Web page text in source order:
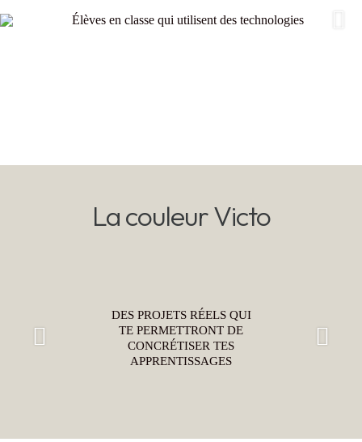
La couleur Victo
DES PROJETS RÉELS QUI
TE PERMETTRONT DE
CONCRÉTISER TES
APPRENTISSAGES